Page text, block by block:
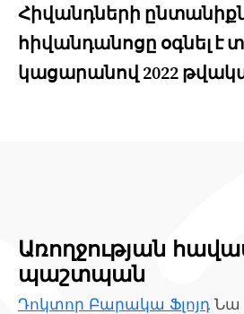
Հիվանդների
հիվանդանոցը օգնել է
կացարանով 2022
Առողջության
պաշտպան
Դոկտոր Բարակա ՖլոյդՆա